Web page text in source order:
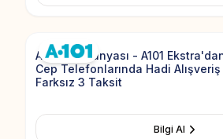
A101 Kampanyası - A101
Cep Telefonlarında Hadi
Farksız 3 Taksit
Bilgi Al